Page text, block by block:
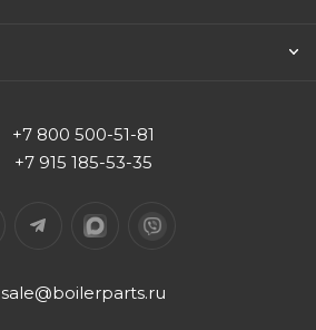
+7 800 500-51-81
+7 915 185-53-35
sale@boilerparts.ru